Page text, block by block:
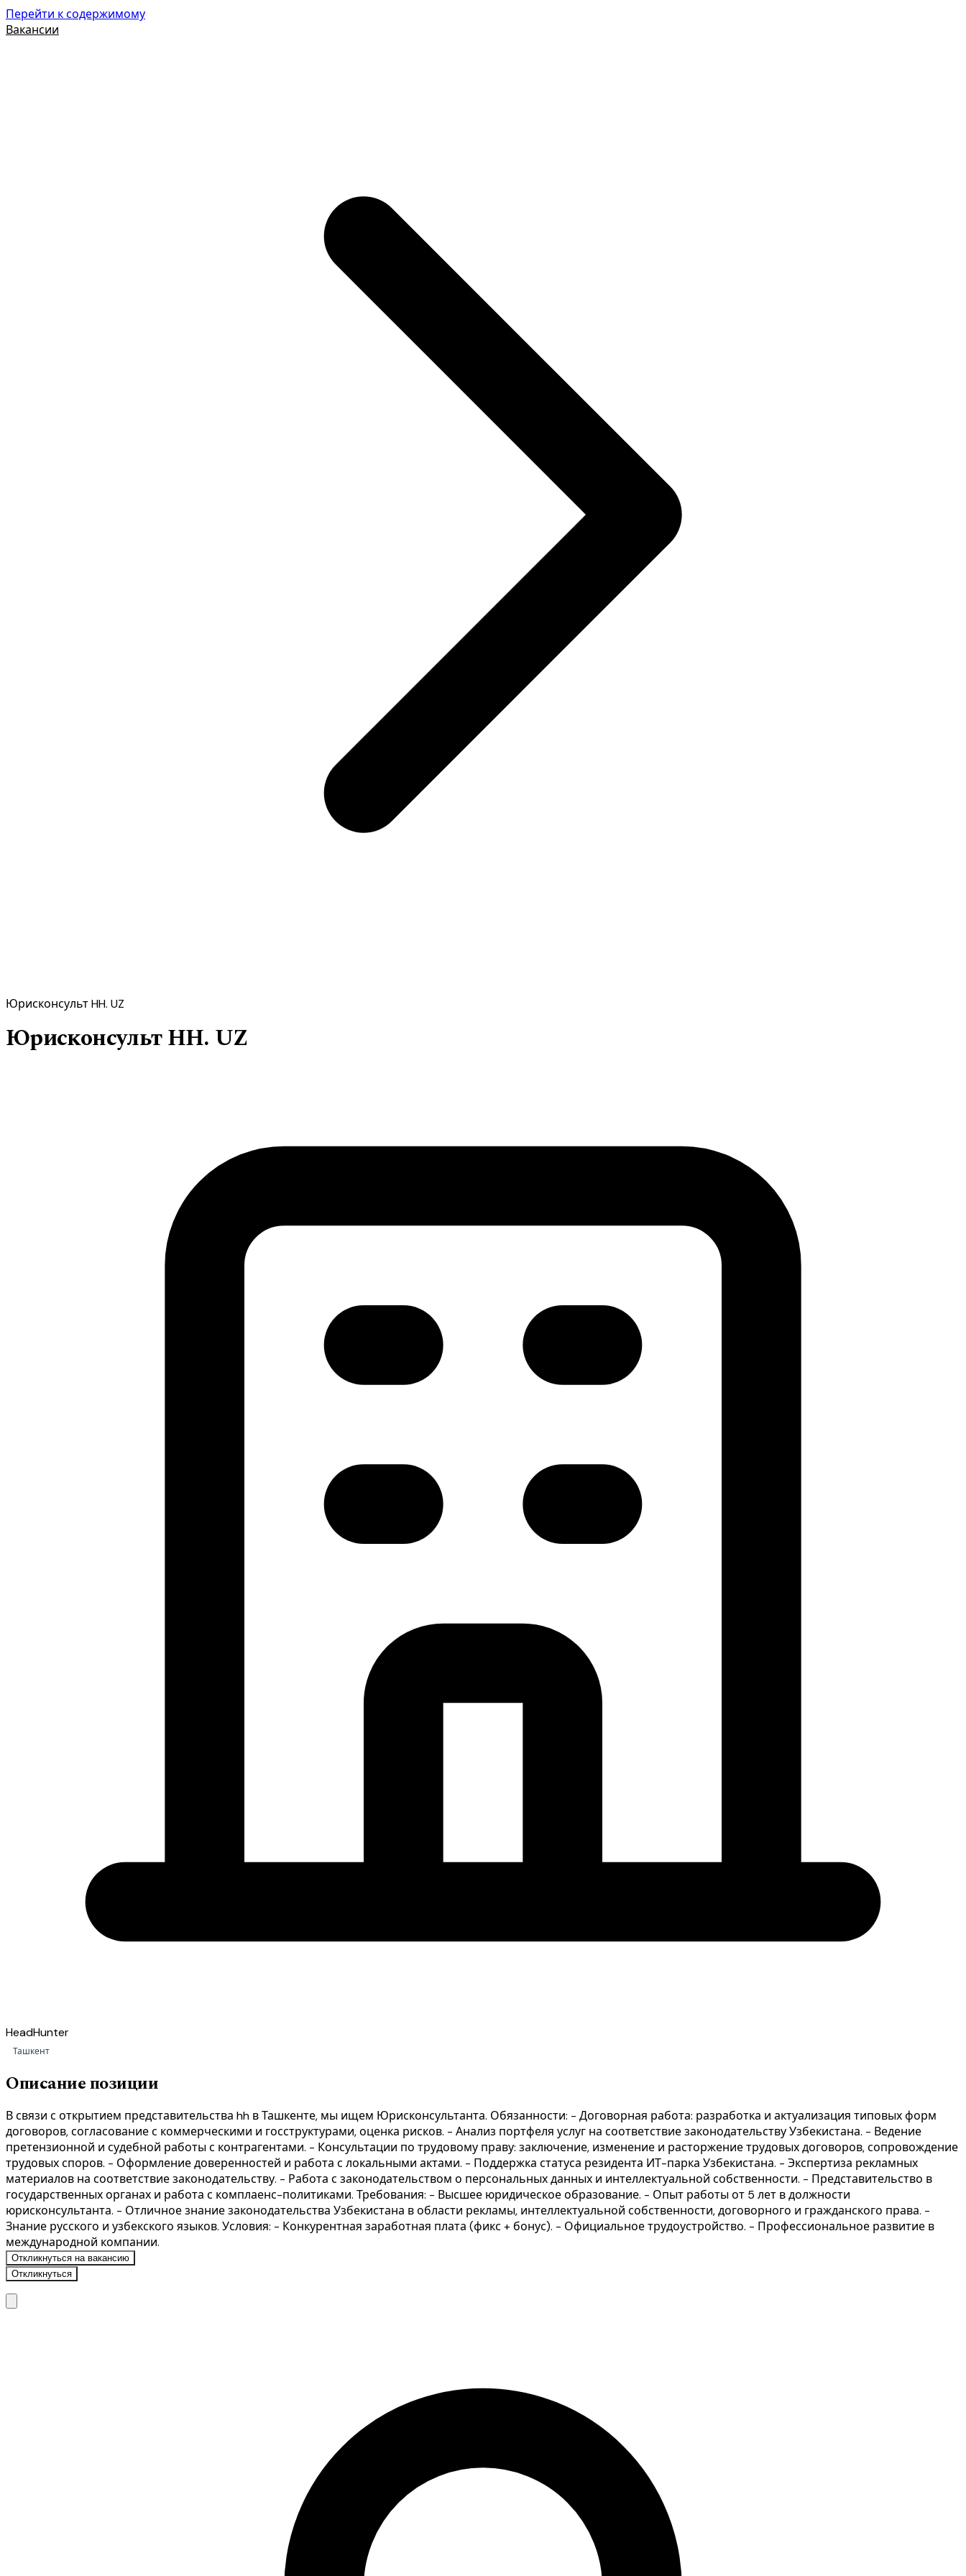
Перейти к содержимому
Вакансии
Юрисконсульт HH. UZ
Юрисконсульт HH. UZ
HeadHunter
Ташкент
Описание позиции
В связи с открытием представительства hh в Ташкенте, мы ищем Юрисконсультанта. Обязанности: - Договорная работа: разработка и актуализация типовых форм
договоров, согласование с коммерческими и госструктурами, оценка рисков. - Анализ портфеля услуг на соответствие законодательству Узбекистана. - Ведение
претензионной и судебной работы с контрагентами. - Консультации по трудовому праву: заключение, изменение и расторжение трудовых договоров, сопровождение
трудовых споров. - Оформление доверенностей и работа с локальными актами. - Поддержка статуса резидента ИТ-парка Узбекистана. - Экспертиза рекламных
материалов на соответствие законодательству. - Работа с законодательством о персональных данных и интеллектуальной собственности. - Представительство в
государственных органах и работа с комплаенс-политиками. Требования: - Высшее юридическое образование. - Опыт работы от 5 лет в должности
юрисконсультанта. - Отличное знание законодательства Узбекистана в области рекламы, интеллектуальной собственности, договорного и гражданского права. -
Знание русского и узбекского языков. Условия: - Конкурентная заработная плата (фикс + бонус). - Официальное трудоустройство. - Профессиональное развитие в
международной компании.
Откликнуться на вакансию
Откликнуться